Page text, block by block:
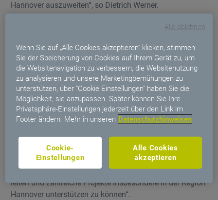
Hannover auszuweiten“, so Dietrich Werner.
„Ich freue mich, diese verantwortungsvolle Aufgabe zu
bilden den Rahmen für das gesellschaftliche
Engagement der VHV Stiftung. Dafür werden wir
bewährte Programme ausbauen und die Stiftung
zugleich weiterentwickeln“, sagt Ulrich Schneider.
Das Kuratorium der VHV Stiftung dankt Dietrich Werner
für seine engagierte Leitung und wichtigen Impulse in der
Weiterentwicklung der Stiftung. Er hat Förderaktivitäten
am Standort Hannover konsequent ausgebaut und
langjährige Partnerschaften mit Einrichtungen aus Kultur,
Wissenschaft und dem sozialen Bereich gestärkt. „Es war
mir eine große Freude, die VHV Stiftung seit 2020 zu
leiten und zahlreiche Projekte insbesondere in der Region
Hannover unterstützen zu können“.
Wenn Sie auf „Alle Cookies akzeptieren“ klicken, stimmen
Sie der Speicherung von Cookies auf Ihrem Gerät zu, um
die Websitenavigation zu verbessern, die Websitenutzung
zu analysieren und unsere Marketingbemühungen zu
unterstützen, über "Cookie Einstellungen" haben Sie die
Möglichkeit, sie anzupassen. Später können Sie Ihre
Privatsphäre-Einstellungen jederzeit über den Link im
Footer ändern. Mehr in unseren Datenschutzhinweisen
Alle Cookies
akzeptieren
Cookie-
Einstellungen
Alle ablehnen